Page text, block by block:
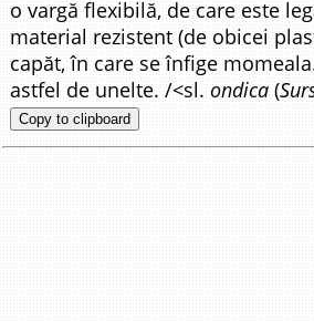
o vargă flexibilă, de care este
material rezistent (de obicei
capăt, în care se înfige
astfel de unelte. /<sl.ondica (
Copy to clipboard